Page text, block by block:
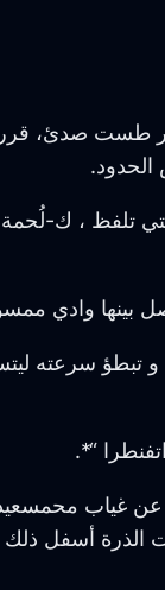
طست صدئ،
تلفظ ، ك-
بينها وادي
و تبطؤ
“*.
غياب
الذرة أسفل ذلك